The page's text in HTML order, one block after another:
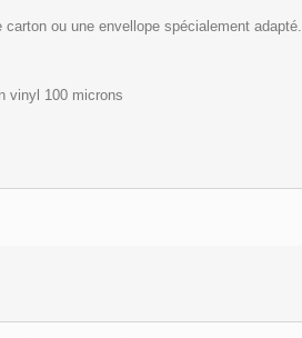
ou une envellope spécialement adapté.
vinyl 100 microns